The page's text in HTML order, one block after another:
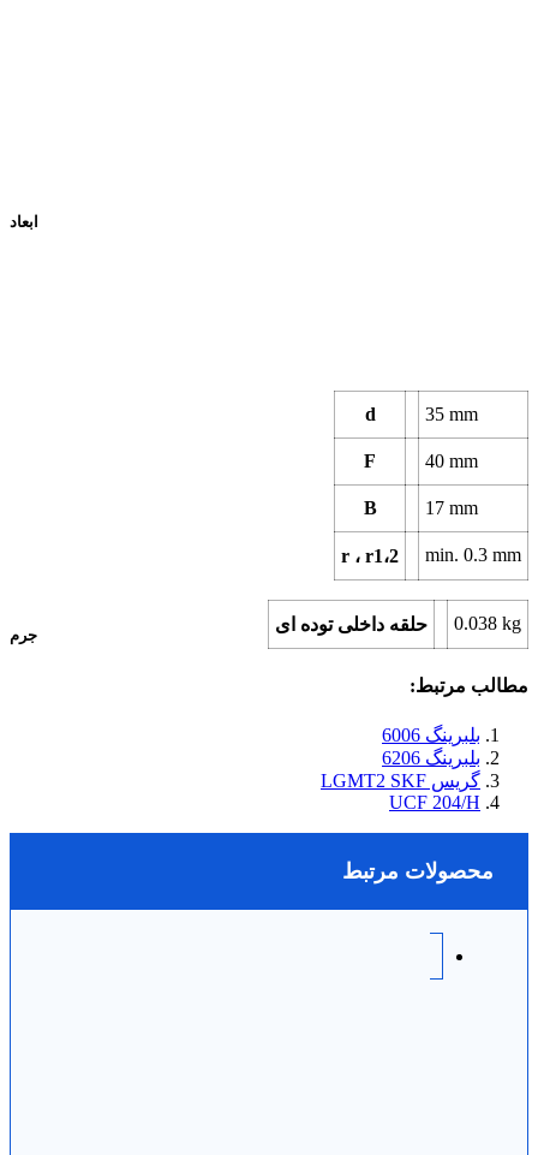
ابعاد
d 35 mm
F 40 mm
B 17 mm
r ، r1،2 min. 0.3 mm
جرم
حلقه داخلی توده ای 0.038 kg
مطالب مرتبط:
بلبرینگ 6006
بلبرینگ 6206
گریس LGMT2 SKF
UCF 204/H
محصولات مرتبط